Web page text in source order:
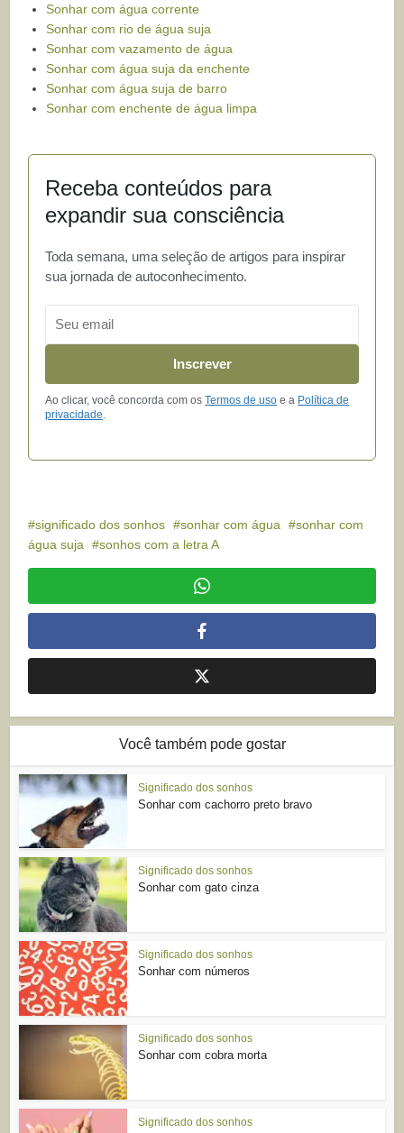
Sonhar com água corrente
Sonhar com rio de água suja
Sonhar com vazamento de água
Sonhar com água suja da enchente
Sonhar com água suja de barro
Sonhar com enchente de água limpa
Receba conteúdos para
expandir sua consciência
Toda semana, uma seleção de artigos para inspirar
sua jornada de autoconhecimento.
Inscrever
Ao clicar, você concorda com osTermos de uso e a Política de
privacidade
significado dos sonhos sonhar com água
sonhar com
água suja
sonhos com a letra A
Você também pode gostar
Significado dos sonhos
Sonhar com cachorro preto bravo
Significado dos sonhos
Sonhar com gato cinza
Significado dos sonhos
Sonhar com números
Significado dos sonhos
Sonhar com cobra morta
Significado dos sonhos